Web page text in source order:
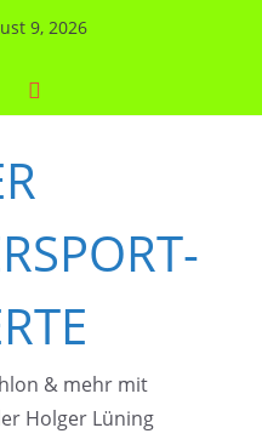
9, 2026
& mehr mit
Holger Lüning